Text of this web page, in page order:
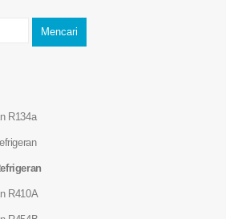
Mencari
R134a
R410A